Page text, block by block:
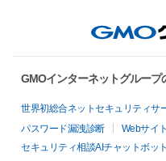
GMOインターネットグルー
世界初総合ネットセキュリティサ
パスワード漏洩診断
Webサイ
セキュリティ相談AIチャットボット